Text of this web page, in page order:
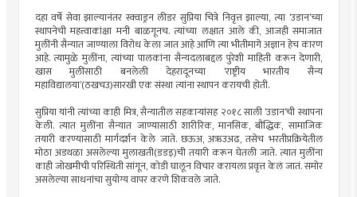
दहा वर्षे सेवा झाल्यानंतर स्क्वाड्रन लीडर सुप्रिया चित्रे निवृत्त झाल्या, त्या ‘उडान’च्या
स्थापनेची महत्त्वाकांक्षा मनी बाळगूनच. त्यांच्या लक्षात आले की, आजही समाजात
मुलींनी सैन्यात जाण्याला विरोध केला जात आहे आणि त्या भीतीमागे अज्ञान हेच कारण
आहे. त्यामुळे मुलींना, त्यांच्या पालकांना सैन्यदलाबद्दल पुरेशी माहिती करून देणारी,
खास मुलींसाठी बनलेली देहरादूनच्या ‘राष्ट्रीय भारतीय सैन्य
महाविद्यालया’(ठखचउ)सारखी एक संस्था त्यांना स्थापन करायची होती.
सुप्रिया यांनी त्यांच्या काही मित्र, सैन्यातील सहकार्‍यांसह २०१८ साली ‘उडान’ची स्थापना
केली. त्यात मुलींना सैन्यात जाण्यासाठी शारीरिक, मानसिक, बौद्धिक, सामाजिक
तयारी करण्यासाठी मार्गदर्शन केले जाते. छऊअ, अऋउअढ, तसेच भरतीप्रक्रियेतील
मोठा अडथळा असलेल्या मुलाखती(डडइ)ची तयारी करून घेतली जाते. त्यात मुलींना
काही जोखमीची परिस्थिती सांगून, कोडी घालून विचार करायला प्रवृत्त केलं जातं. समोर
असलेल्या साधनांचा सुयोग्य वापर करणे शिकवले जाते.